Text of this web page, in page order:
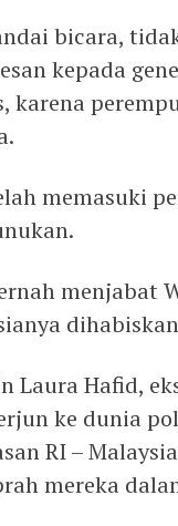
bicara,
kepada
karena
memasuki
menjabat
Laura Hafid,
ke dunia
RI –
mereka